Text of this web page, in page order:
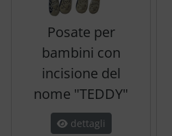
Posate per
bambini con
incisione del
nome "TEDDY"
dettagli